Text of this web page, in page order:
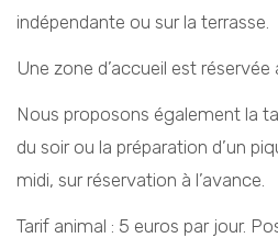
indépendante ou sur la terrasse.
Une zone d’accueil est réservée
Nous proposons également la
du soir ou la préparation d’un
midi, sur réservation à l’avance.
Tarif animal : 5 euros par jour.